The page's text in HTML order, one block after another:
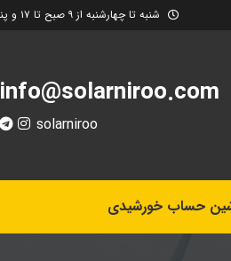
شنبه تا چهارشنبه از ۹ صبح تا ۱۷ و پنجشنبه تا ۱۲:۳۰
info@solarniroo.com
solarniroo
حساب خورشیدی